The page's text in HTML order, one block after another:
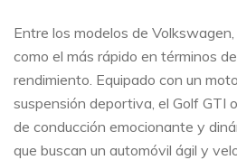
Entre los modelos de
como el más rápido en términos
rendimiento. Equipado con un
suspensión deportiva, el Golf GTI
de conducción emocionante y
que buscan un automóvil ágil y